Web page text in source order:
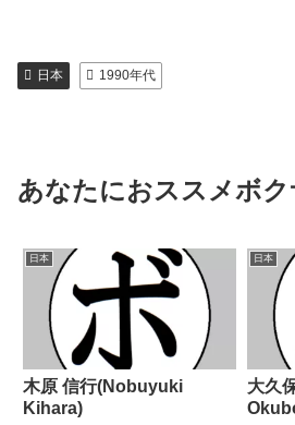
日本 1990年代
あなたにおススメボク
日本
木原 信行(Nobuyuki
Kihara)
日本
大久